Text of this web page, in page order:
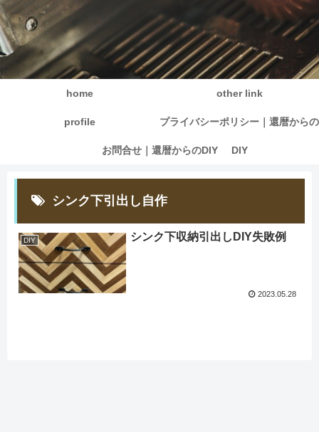
home other link
profile プライバシーポリシー｜還暦からの
DIY
お問合せ｜還暦からのDIY
シンク下引出し自作
DIY シンク下収納引出しDIY失敗例
2023.05.28